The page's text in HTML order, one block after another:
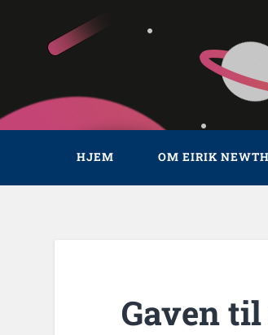
HJEM OM EIRIK NEWTH
Gaven